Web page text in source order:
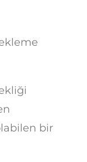
bir